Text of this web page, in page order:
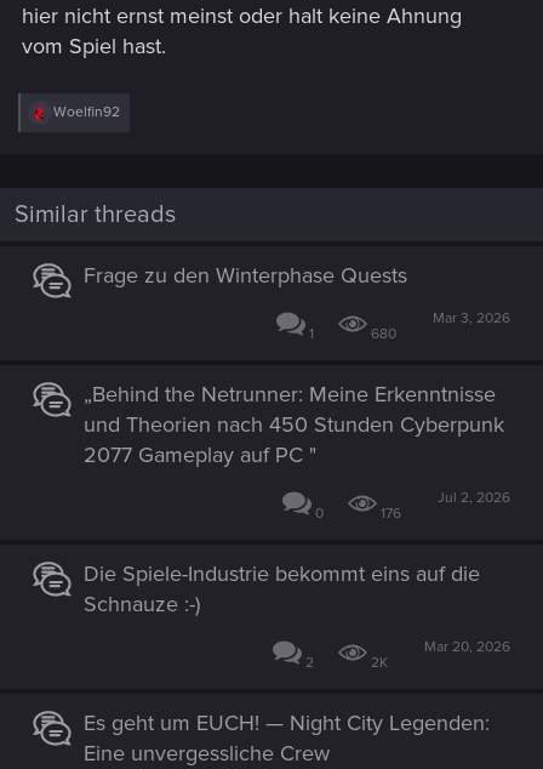
hier nicht ernst meinst oder halt keine Ahnung
vom Spiel hast.
R
i
o
s
:
Woelfin92
Similar threads
Frage zu den Winterphase Quests
1 680
Mar 3, 2026
„Behind the Netrunner: Meine Erkenntnisse
und Theorien nach 450 Stunden Cyberpunk
2077 Gameplay auf PC "
0 176
Jul 2, 2026
Die Spiele-Industrie bekommt eins auf die
Schnauze :-)
2 2K
Mar 20, 2026
Es geht um EUCH! — Night City Legenden:
Eine unvergessliche Crew